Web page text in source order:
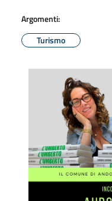
Argomenti:
Turismo